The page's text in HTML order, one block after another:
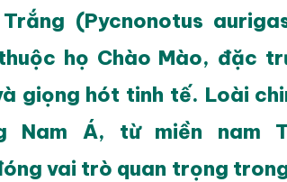
(Pycnonotus
họ Chào Mào, đặc
giọng hót tinh tế. Loài
Nam Á, từ miền nam
vai trò quan trọng